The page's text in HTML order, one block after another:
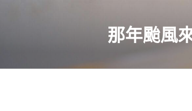
那年颱風